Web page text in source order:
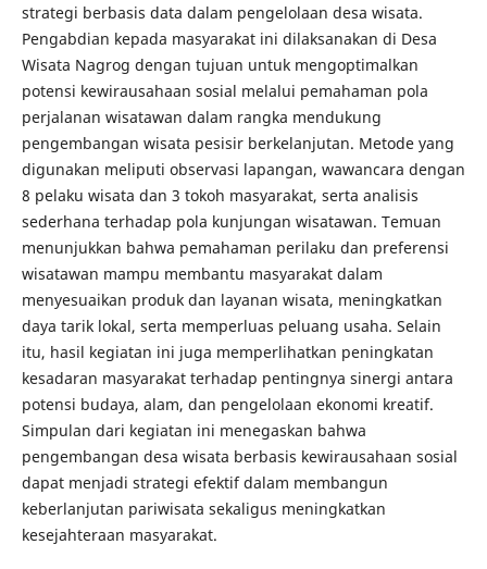
strategi berbasis data dalam pengelolaan desa wisata.
Pengabdian kepada masyarakat ini dilaksanakan di Desa
Wisata Nagrog dengan tujuan untuk mengoptimalkan
potensi kewirausahaan sosial melalui pemahaman pola
perjalanan wisatawan dalam rangka mendukung
pengembangan wisata pesisir berkelanjutan. Metode yang
digunakan meliputi observasi lapangan, wawancara dengan
8 pelaku wisata dan 3 tokoh masyarakat, serta analisis
sederhana terhadap pola kunjungan wisatawan. Temuan
menunjukkan bahwa pemahaman perilaku dan preferensi
wisatawan mampu membantu masyarakat dalam
menyesuaikan produk dan layanan wisata, meningkatkan
daya tarik lokal, serta memperluas peluang usaha. Selain
itu, hasil kegiatan ini juga memperlihatkan peningkatan
kesadaran masyarakat terhadap pentingnya sinergi antara
potensi budaya, alam, dan pengelolaan ekonomi kreatif.
Simpulan dari kegiatan ini menegaskan bahwa
pengembangan desa wisata berbasis kewirausahaan sosial
dapat menjadi strategi efektif dalam membangun
keberlanjutan pariwisata sekaligus meningkatkan
kesejahteraan masyarakat.